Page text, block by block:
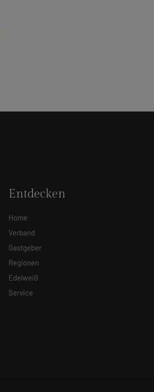
Entdecken
Home
Verband
Gastgeber
Regionen
Edelweiß
Service